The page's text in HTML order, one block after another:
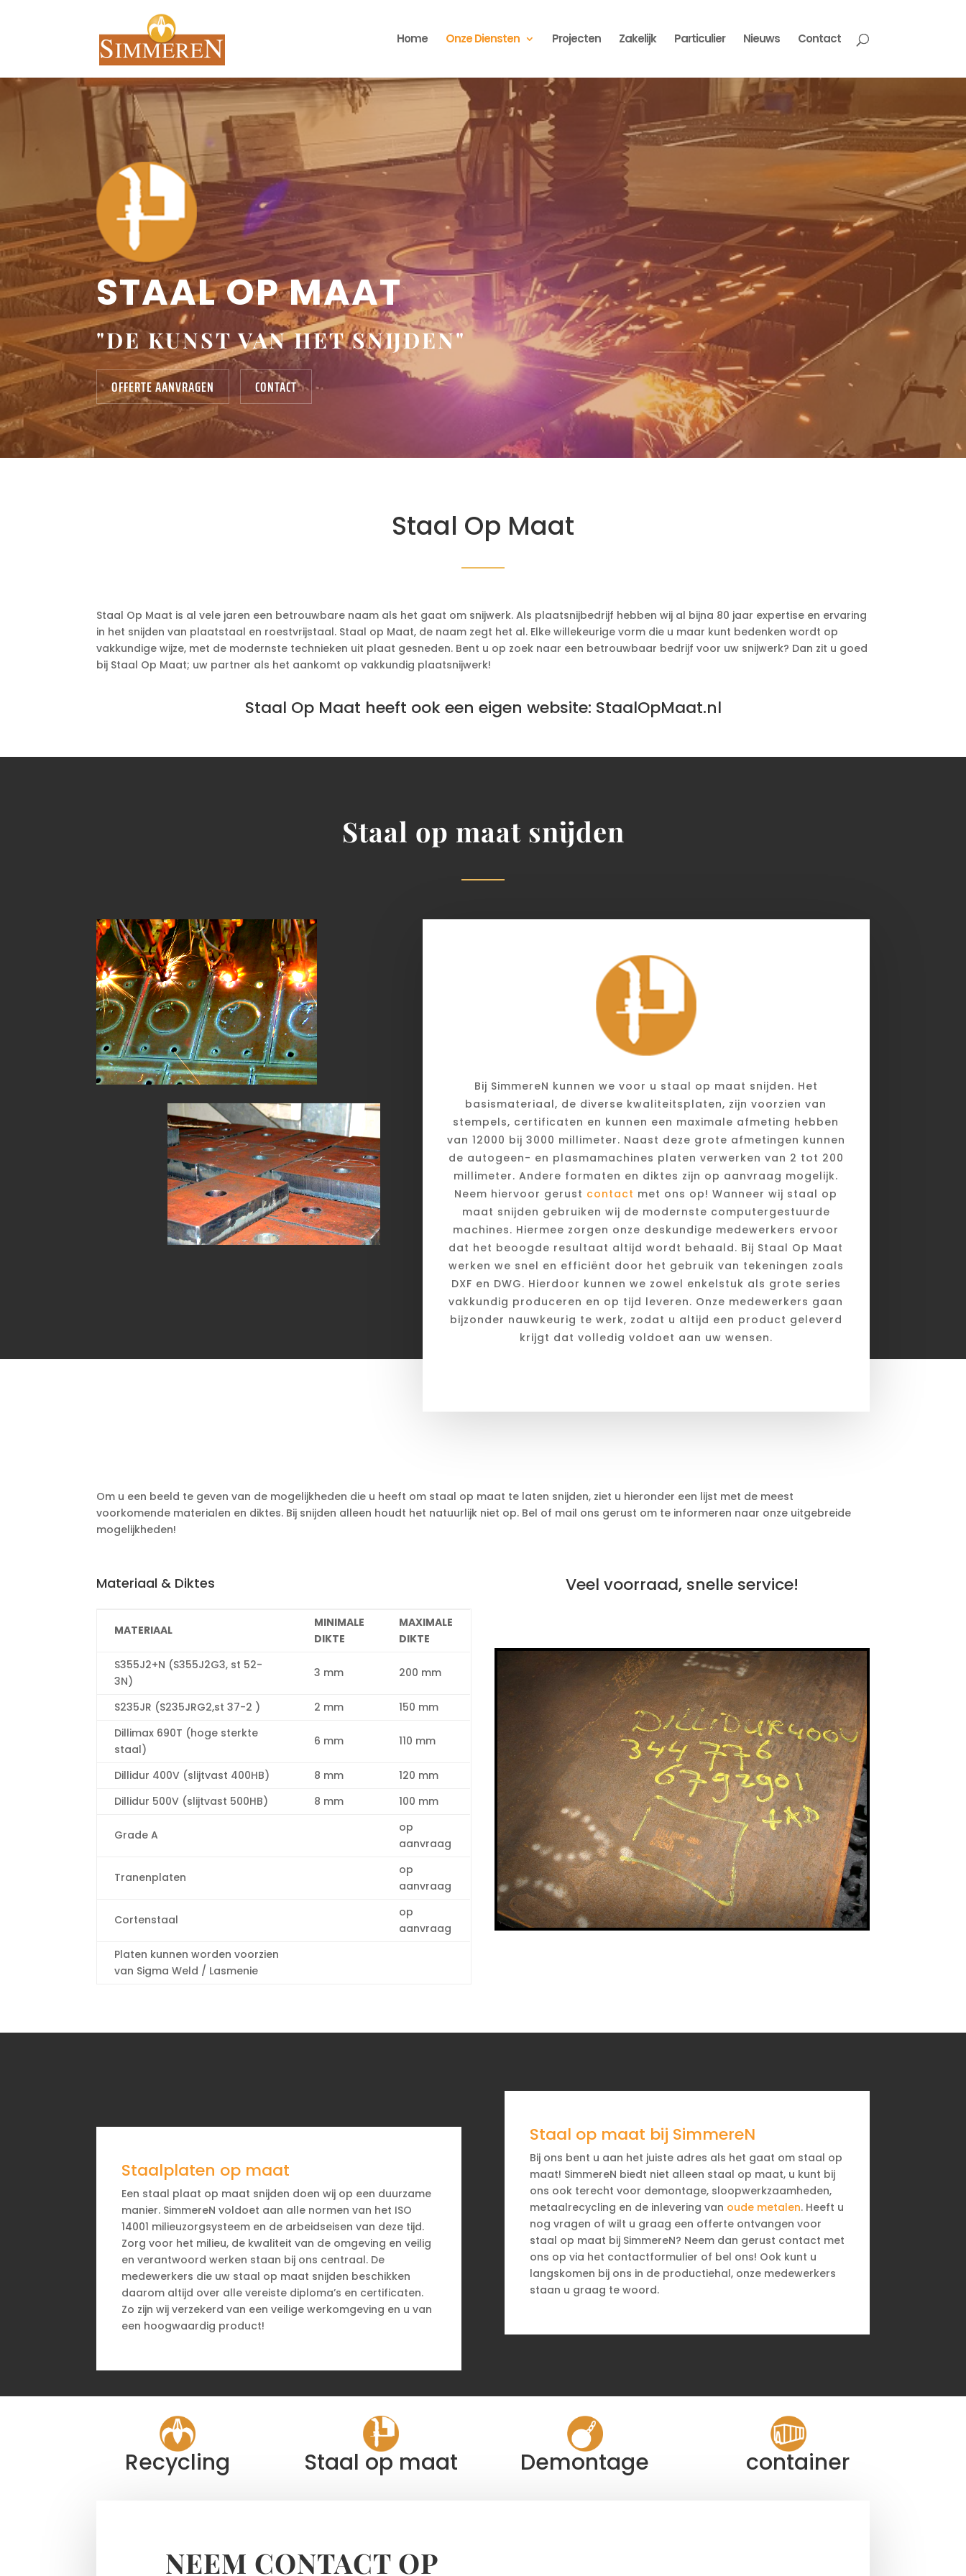
Home Onze Diensten Projecten Zakelijk Particulier Nieuws Contact
STAAL OP MAAT
"DE KUNST VAN HET SNIJDEN"
OFFERTE AANVRAGEN CONTACT
Staal Op Maat
Staal Op Maat is al vele jaren een betrouwbare naam als het gaat om snijwerk. Als plaatsnijbedrijf hebben wij al bijna 80 jaar expertise en ervaring
in het snijden van plaatstaal en roestvrijstaal. Staal op Maat, de naam zegt het al. Elke willekeurige vorm die u maar kunt bedenken wordt op
vakkundige wijze, met de modernste technieken uit plaat gesneden. Bent u op zoek naar een betrouwbaar bedrijf voor uw snijwerk? Dan zit u goed
bij Staal Op Maat; uw partner als het aankomt op vakkundig plaatsnijwerk!
Staal Op Maat heeft ook een eigen website: StaalOpMaat.nl
Staal op maat snijden
Bij SimmereN kunnen we voor u staal op maat snijden. Het
basismateriaal, de diverse kwaliteitsplaten, zijn voorzien van
stempels, certificaten en kunnen een maximale afmeting hebben
van 12000 bij 3000 millimeter. Naast deze grote afmetingen kunnen
de autogeen- en plasmamachines platen verwerken van 2 tot 200
millimeter. Andere formaten en diktes zijn op aanvraag mogelijk.
Neem hiervoor gerust contact met ons op! Wanneer wij staal op
maat snijden gebruiken wij de modernste computergestuurde
machines. Hiermee zorgen onze deskundige medewerkers ervoor
dat het beoogde resultaat altijd wordt behaald. Bij Staal Op Maat
werken we snel en efficiënt door het gebruik van tekeningen zoals
DXF en DWG. Hierdoor kunnen we zowel enkelstuk als grote series
vakkundig produceren en op tijd leveren. Onze medewerkers gaan
bijzonder nauwkeurig te werk, zodat u altijd een product geleverd
krijgt dat volledig voldoet aan uw wensen.
Om u een beeld te geven van de mogelijkheden die u heeft om staal op maat te laten snijden, ziet u hieronder een lijst met de meest
voorkomende materialen en diktes. Bij snijden alleen houdt het natuurlijk niet op. Bel of mail ons gerust om te informeren naar onze uitgebreide
mogelijkheden!
Materiaal & Diktes
MATERIAAL
MINIMALE
DIKTE
MAXIMALE
DIKTE
S355J2+N (S355J2G3, st 52-
3N)
3 mm 200 mm
S235JR (S235JRG2,st 37-2 ) 2 mm
150 mm
Dillimax 690T (hoge sterkte
staal)
6 mm 110 mm
Dillidur 400V (slijtvast 400HB) 8 mm
120 mm
Dillidur 500V (slijtvast 500HB)
8 mm 100 mm
Grade A
op
aanvraag
Tranenplaten
op
aanvraag
Cortenstaal
op
aanvraag
Platen kunnen worden voorzien
van Sigma Weld / Lasmenie
Veel voorraad, snelle service!
Staalplaten op maat
Een staal plaat op maat snijden doen wij op een duurzame
manier. SimmereN voldoet aan alle normen van het ISO
14001 milieuzorgsysteem en de arbeidseisen van deze tijd.
Zorg voor het milieu, de kwaliteit van de omgeving en veilig
en verantwoord werken staan bij ons centraal. De
medewerkers die uw staal op maat snijden beschikken
daarom altijd over alle vereiste diploma’s en certificaten.
Zo zijn wij verzekerd van een veilige werkomgeving en u van
een hoogwaardig product!
Staal op maat bij SimmereN
Bij ons bent u aan het juiste adres als het gaat om staal op
maat! SimmereN biedt niet alleen staal op maat, u kunt bij
ons ook terecht voor demontage, sloopwerkzaamheden,
metaalrecycling en de inlevering van oude metalen. Heeft u
nog vragen of wilt u graag een offerte ontvangen voor
staal op maat bij SimmereN? Neem dan gerust contact met
ons op via het contactformulier of bel ons! Ook kunt u
langskomen bij ons in de productiehal, onze medewerkers
staan u graag te woord.
Recycling Staal op maat Demontage container
NEEM CONTACT OP